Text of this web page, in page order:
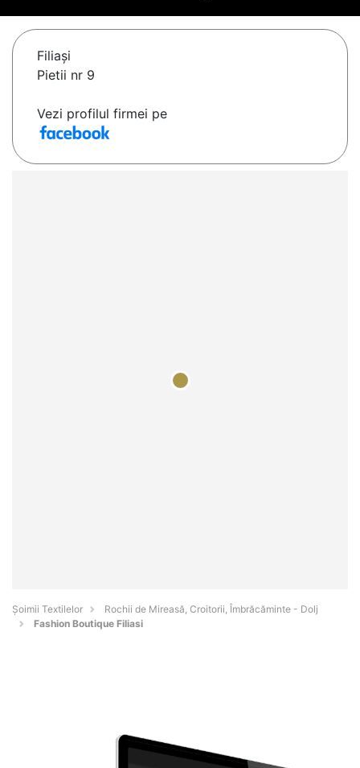
Filiaşi
Pietii nr 9
Vezi profilul firmei pe
Șoimii Textilelor
Rochii de Mireasă, Croitorii, Îmbrăcăminte - Dolj
Fashion Boutique Filiasi